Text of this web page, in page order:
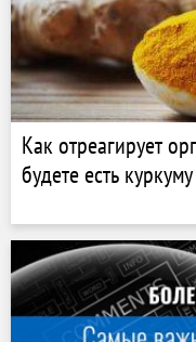
Как отреагирует
будете есть куркуму